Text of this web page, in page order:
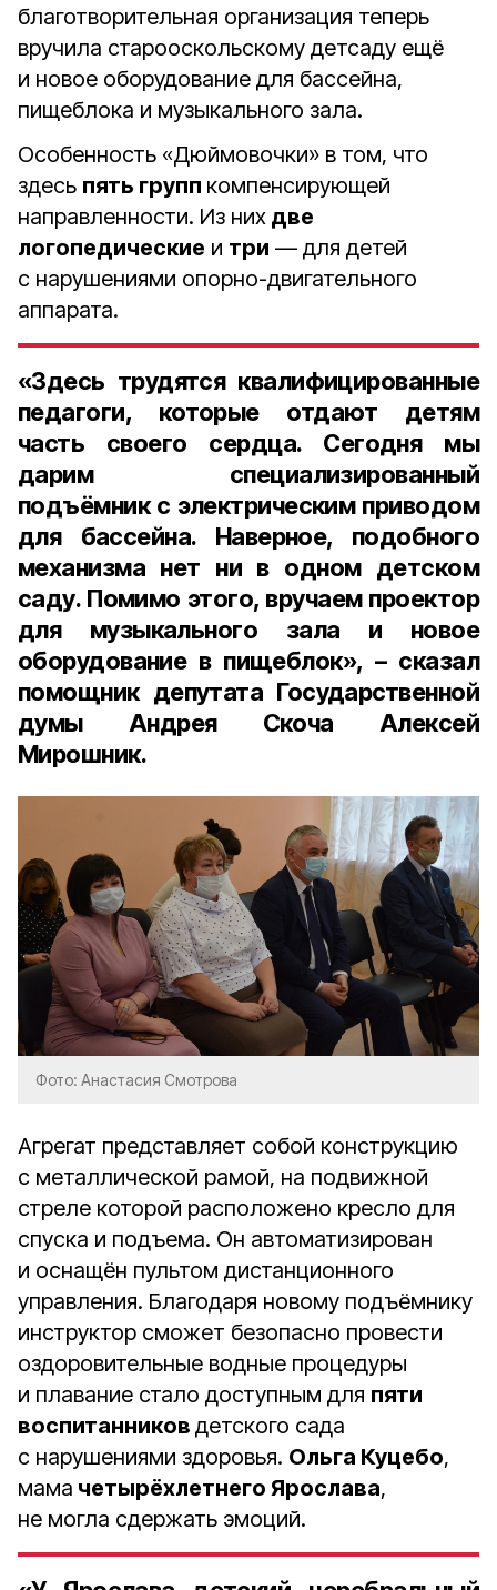
благотворительная организация теперь
вручила старооскольскому детсаду ещё
и новое оборудование для бассейна,
пищеблока и музыкального зала.
Особенность «Дюймовочки» в том, что
здесь пять групп компенсирующей
направленности. Из них две
логопедические и три — для детей
с нарушениями опорно-двигательного
аппарата.
«Здесь трудятся квалифицированные
педагоги, которые отдают детям
часть своего сердца. Сегодня мы
дарим специализированный
подъёмник с электрическим приводом
для бассейна. Наверное, подобного
механизма нет ни в одном детском
саду. Помимо этого, вручаем проектор
для музыкального зала и новое
оборудование в пищеблок», – сказал
помощник депутата Государственной
думы Андрея Скоча Алексей
Мирошник.
Фото: Анастасия Смотрова
Агрегат представляет собой конструкцию
с металлической рамой, на подвижной
стреле которой расположено кресло для
спуска и подъема. Он автоматизирован
и оснащён пультом дистанционного
управления. Благодаря новому подъёмнику
инструктор сможет безопасно провести
оздоровительные водные процедуры
и плавание стало доступным для пяти
воспитанников детского сада
с нарушениями здоровья. Ольга Куцебо,
мама четырёхлетнего Ярослава,
не могла сдержать эмоций.